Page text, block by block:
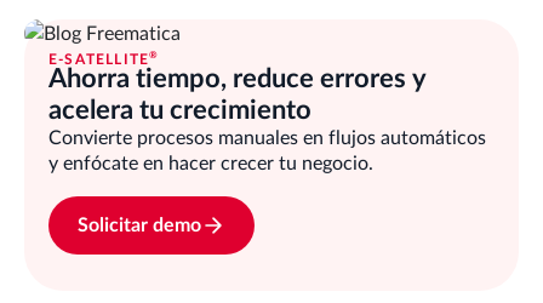
E-SATELLITE®
Ahorra tiempo, reduce errores y
acelera tu crecimiento
Convierte procesos manuales en flujos automáticos
y enfócate en hacer crecer tu negocio.
Solicitar demo